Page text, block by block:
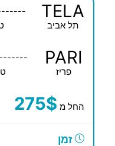
TELA
תל אביב
PARI
פריז
החל מ 275$
זמן